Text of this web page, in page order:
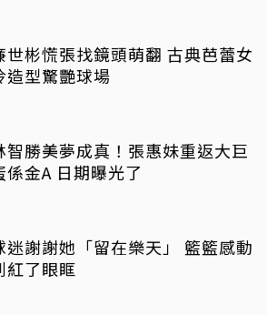
彬慌張找鏡頭萌翻 古典芭蕾女
造型驚艷球場
智勝美夢成真！張惠妹重返大巨
係金A 日期曝光了
謝謝她「留在樂天」 籃籃感動
紅了眼眶